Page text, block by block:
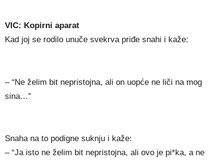
VIC: Kopirni aparat
Kad joj se rodilo unuče svekrva priđe snahi i kaže:
– “Ne želim bit nepristojna, ali on uopće ne liči na mog
sina…”
Snaha na to podigne suknju i kaže:
– “Ja isto ne želim bit nepristojna, ali ovo je pi*ka, a ne